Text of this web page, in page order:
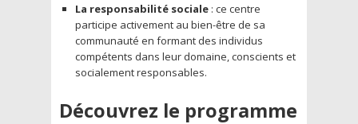
La responsabilité sociale : ce centre
participe activement au bien-être de sa
communauté en formant des individus
compétents dans leur domaine, conscients et
socialement responsables.
Découvrez le programme